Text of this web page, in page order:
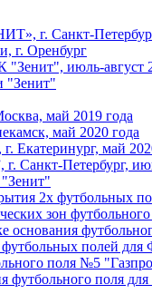
г. Санкт-
г. Оренбург
июль-август
"Зенит"
май 2019 года
май 2020 года
Екатеринург, май
Санкт-Петербург,
2х футбольных
зон
основания
футбольных полей
поля №5
футбольного поля